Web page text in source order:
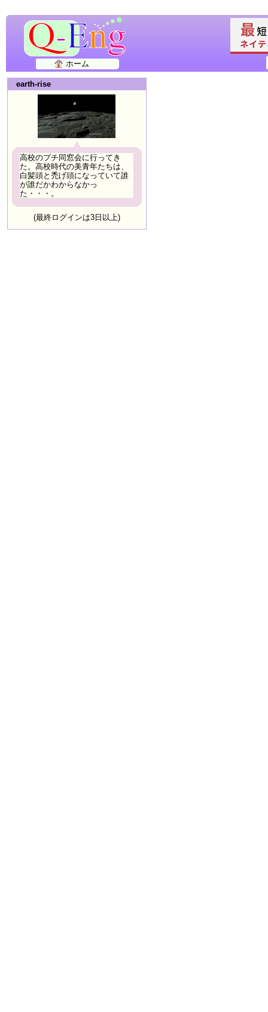
ホーム
earth-rise
高校のプチ同窓会に行ってき
た。高校時代の美青年たちは、
白髪頭と禿げ頭になっていて誰
が誰だかわからなかっ
た・・・。
(最終ログインは3日以上)